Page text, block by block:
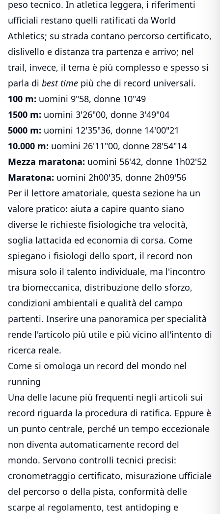
peso tecnico. In atletica leggera, i riferimenti
ufficiali restano quelli ratificati da World
Athletics; su strada contano percorso certificato,
dislivello e distanza tra partenza e arrivo; nel
trail, invece, il tema è più complesso e spesso si
parla di best time più che di record universali.
100 m: uomini 9"58, donne 10"49
1500 m: uomini 3'26"00, donne 3'49"04
5000 m: uomini 12'35"36, donne 14'00"21
10.000 m: uomini 26'11"00, donne 28'54"14
Mezza maratona: uomini 56'42, donne 1h02'52
Maratona: uomini 2h00'35, donne 2h09'56
Per il lettore amatoriale, questa sezione ha un
valore pratico: aiuta a capire quanto siano
diverse le richieste fisiologiche tra velocità,
soglia lattacida ed economia di corsa. Come
spiegano i fisiologi dello sport, il record non
misura solo il talento individuale, ma l'incontro
tra biomeccanica, distribuzione dello sforzo,
condizioni ambientali e qualità del campo
partenti. Inserire una panoramica per specialità
rende l'articolo più utile e più vicino all'intento di
ricerca reale.
Come si omologa un record del mondo nel
running
Una delle lacune più frequenti negli articoli sui
record riguarda la procedura di ratifica. Eppure è
un punto centrale, perché un tempo eccezionale
non diventa automaticamente record del
mondo. Servono controlli tecnici precisi:
cronometraggio certificato, misurazione ufficiale
del percorso o della pista, conformità delle
scarpe al regolamento, test antidoping e